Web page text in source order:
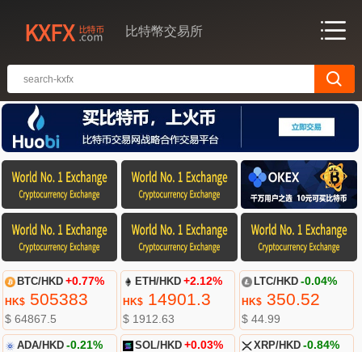
比特幣交易所
BTC/HKD +0.77%
HK$505383
$ 64867.5
ETH/HKD +2.12%
HK$ 14901.3
$ 1912.63
LTC/HKD -0.04%
HK$350.52
$ 44.99
ADA/HKD -0.21% SOL/HKD +0.03% XRP/HKD -0.84%